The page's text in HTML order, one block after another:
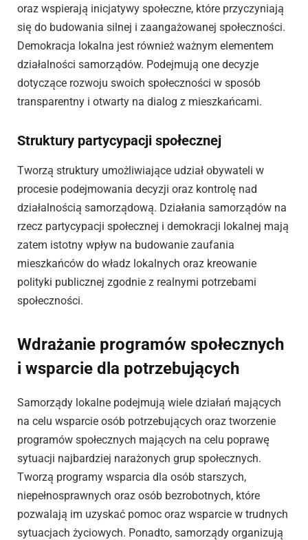
oraz wspierają inicjatywy społeczne, które przyczyniają
się do budowania silnej i zaangażowanej społeczności.
Demokracja lokalna jest również ważnym elementem
działalności samorządów. Podejmują one decyzje
dotyczące rozwoju swoich społeczności w sposób
transparentny i otwarty na dialog z mieszkańcami.
Struktury partycypacji społecznej
Tworzą struktury umożliwiające udział obywateli w
procesie podejmowania decyzji oraz kontrolę nad
działalnością samorządową. Działania samorządów na
rzecz partycypacji społecznej i demokracji lokalnej mają
zatem istotny wpływ na budowanie zaufania
mieszkańców do władz lokalnych oraz kreowanie
polityki publicznej zgodnie z realnymi potrzebami
społeczności.
Wdrażanie programów społecznych
i wsparcie dla potrzebujących
Samorządy lokalne podejmują wiele działań mających
na celu wsparcie osób potrzebujących oraz tworzenie
programów społecznych mających na celu poprawę
sytuacji najbardziej narażonych grup społecznych.
Tworzą programy wsparcia dla osób starszych,
niepełnosprawnych oraz osób bezrobotnych, które
pozwalają im uzyskać pomoc oraz wsparcie w trudnych
sytuacjach życiowych. Ponadto, samorządy organizują